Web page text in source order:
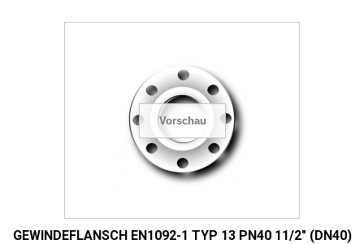
Vorschau
GEWINDEFLANSCH EN1092-1 TYP 13 PN40 11/2" (DN40)